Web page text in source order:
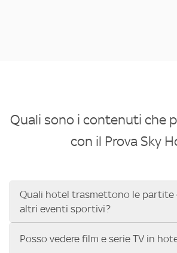
Quali sono i contenuti che
con il Prova Sky
Quali hotel trasmettono le partite
altri eventi sportivi?
Se cerchi un hotel dove poter vedere le
Posso vedere film e serie TV in